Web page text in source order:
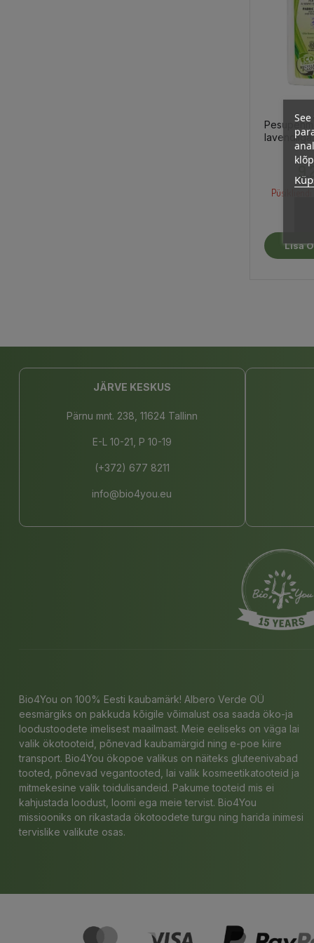
lavendliga,
Püsikliendi
Lisa
JÄRVE KESKUS
Pärnu mnt. 238, 11624 Tallinn
E-L 10-21, P 10-19
(+372) 677 8211
info@bio4you.eu
Bio4You on 100% Eesti kaubamärk! Albero Verde OÜ
eesmärgiks on pakkuda kõigile võimalust osa saada öko-ja
loodustoodete imelisest maailmast. Meie eeliseks on väga lai
valik ökotooteid, põnevad kaubamärgid ning e-poe kiire
transport. Bio4You ökopoe valikus on näiteks gluteenivabad
tooted, põnevad vegantooted, lai valik kosmeetikatooteid ja
mitmekesine valik toidulisandeid. Pakume tooteid mis ei
kahjustada loodust, loomi ega meie tervist. Bio4You
missiooniks on rikastada ökotoodete turgu ning harida inimesi
tervislike valikute osas.